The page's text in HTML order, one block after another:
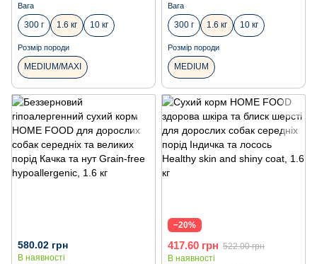
Вага
300 г 1.6 кг 10 кг
Розмір породи
MEDIUM/MAXI
Вага
300 г 1.6 кг 10 кг
Розмір породи
MEDIUM
580.02 грн
В наявності
−20%
417.60 грн 522.00 грн
В наявності